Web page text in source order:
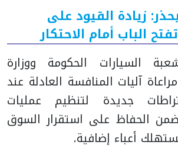
زيادة القيود على
الباب أمام الاحتكار
السيارات الحكومة ووزارة
آليات المنافسة العادلة عند
جديدة لتنظيم عمليات
يضمن الحفاظ على استقرار السوق
أعباء إضافية.